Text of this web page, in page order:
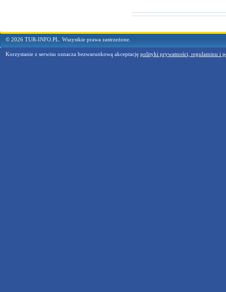
© 2026 TUR-INFO.PL. Wszystkie prawa zastrzeżone.
Korzystanie z serwisu oznacza bezwarunkową akceptację polityki prywatności, regulaminu i